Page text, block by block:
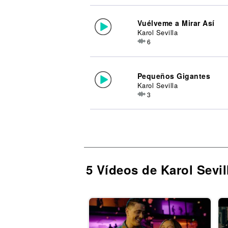
Vuélveme a Mirar Así
Karol Sevilla
6
Pequeños Gigantes
Karol Sevilla
3
5 Vídeos de Karol